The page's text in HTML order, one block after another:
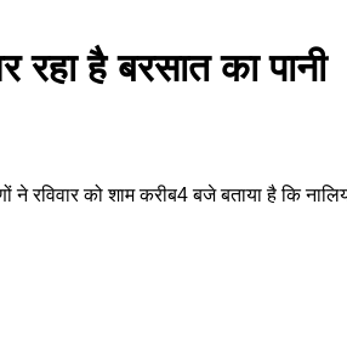
रहा है बरसात का पानी
ने रविवार को शाम करीब4 बजे बताया है कि